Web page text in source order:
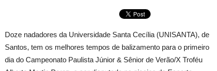
Doze nadadores da Universidade Santa Cecília (UNISANTA), de
Santos, tem os melhores tempos de balizamento para o primeiro
dia do Campeonato Paulista Júnior & Sênior de Verão/X Troféu